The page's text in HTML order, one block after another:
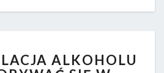
DESTYLACJA
ALKOHOLU